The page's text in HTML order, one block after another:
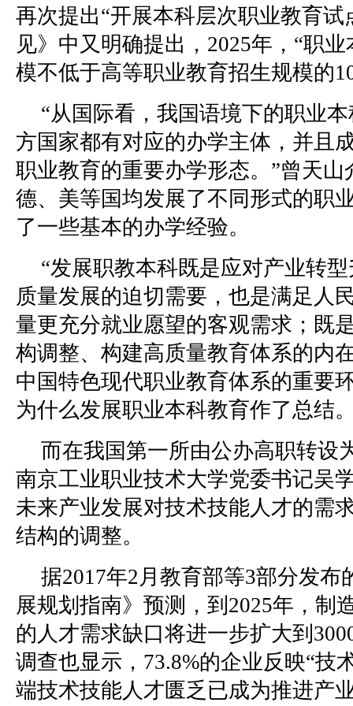
再次提出“开展本科层次职业教育试
见》中又明确提出，2025年，“职
模不低于高等职业教育招生规模的
“从国际看，我国语境下的职业
方国家都有对应的办学主体，并且
职业教育的重要办学形态。”曾天山
德、美等国均发展了不同形式的职
了一些基本的办学经验。
“发展职教本科既是应对产业转
质量发展的迫切需要，也是满足人
量更充分就业愿望的客观需求；既
构调整、构建高质量教育体系的内
中国特色现代职业教育体系的重要
为什么发展职业本科教育作了总结
而在我国第一所由公办高职转设
南京工业职业技术大学党委书记吴
未来产业发展对技术技能人才的需
结构的调整。
据2017年2月教育部等3部分发布
展规划指南》预测，到2025年，制
的人才需求缺口将进一步扩大到
调查也显示，73.8%的企业反映“技
端技术技能人才匮乏已成为推进产